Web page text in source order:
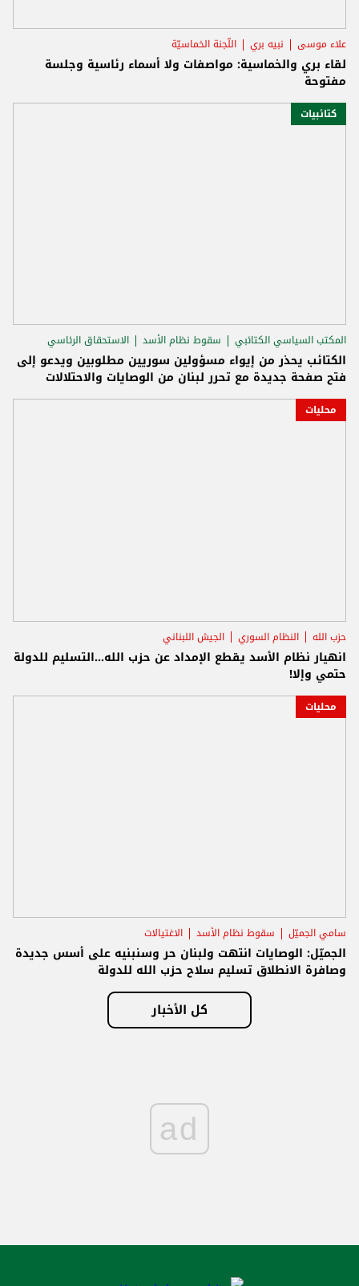
علاء موسى نبيه بري اللّجنة الخماسيّة
لقاء بري والخماسية: مواصفات ولا أسماء رئاسية وجلسة
مفتوحة
كتائبيات
المكتب السياسي الكتائبي سقوط نظام الأسد الاستحقاق الرئاسي
الكتائب يحذر من إيواء مسؤولين سوريين مطلوبين ويدعو إلى
فتح صفحة جديدة مع تحرر لبنان من الوصايات والاحتلالات
محليات
حزب الله النظام السوري الجيش اللبناني
انهيار نظام الأسد يقطع الإمداد عن حزب الله...التسليم للدولة
حتمي وإلا!
محليات
سامي الجميّل سقوط نظام الأسد الاغتيالات
الجميّل: الوصايات انتهت ولبنان حر وسنبنيه على أسس جديدة
وصافرة الانطلاق تسليم سلاح حزب الله للدولة
كل الأخبار
ad